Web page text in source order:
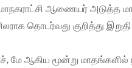
மாநகராட்சி ஆணையர் அடுத்த
தொடர்வது குறித்து இறுதி
மே ஆகிய மூன்று